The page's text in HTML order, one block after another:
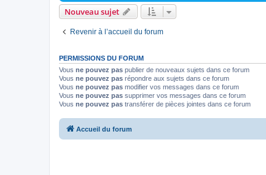
Nouveau sujet
Revenir à l’accueil du forum
PERMISSIONS DU FORUM
Vous ne pouvez pas publier de nouveaux sujets dans ce forum
Vous ne pouvez pas répondre aux sujets dans ce forum
Vous ne pouvez pas modifier vos messages dans ce forum
Vous ne pouvez pas supprimer vos messages dans ce forum
Vous ne pouvez pas transférer de pièces jointes dans ce forum
Accueil du forum